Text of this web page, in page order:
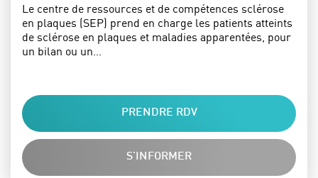
Le centre de ressources et de compétences sclérose
en plaques (SEP) prend en charge les patients atteints
de sclérose en plaques et maladies apparentées, pour
un bilan ou un…
PRENDRE RDV
S'INFORMER